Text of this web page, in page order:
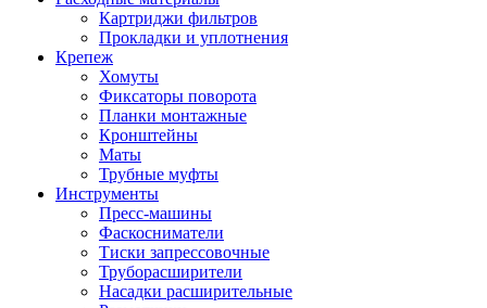
Картриджи фильтров
Прокладки и уплотнения
Крепеж
Хомуты
Фиксаторы поворота
Планки монтажные
Кронштейны
Маты
Трубные муфты
Инструменты
Пресс-машины
Фаскосниматели
Тиски запрессовочные
Труборасширители
Насадки расширительные